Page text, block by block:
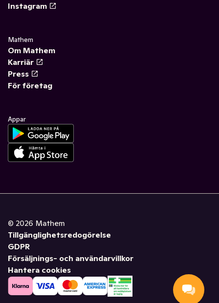
Instagram
Mathem
Om Mathem
Karriär
Press
För företag
Appar
© 2026 Mathem
Tillgänglighetsredogörelse
GDPR
Försäljnings- och användarvillkor
Hantera cookies